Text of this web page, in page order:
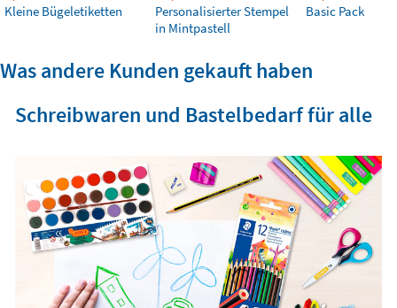
Kleine Bügeletiketten
Personalisierter Stempel
in Mintpastell
Basic Pack
Was andere Kunden gekauft haben
Schreibwaren und Bastelbedarf für alle